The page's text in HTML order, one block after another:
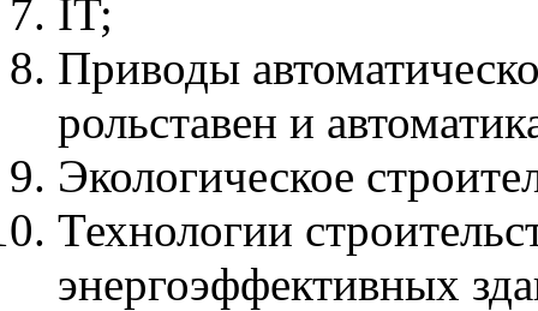
IT;
Приводы
рольставен и
Экологическое
Технологии
энергоэффективных